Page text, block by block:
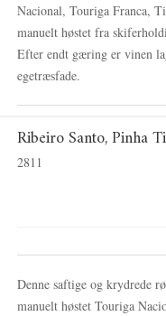
Nacional, Touriga Franca,
manuelt høstet fra
Efter endt gæring er vinen
egetræsfade.
Ribeiro Santo, Pinha
2811
Denne saftige og krydrede
manuelt høstet Touriga